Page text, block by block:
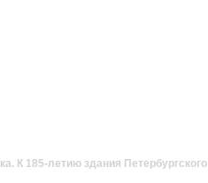
К 185-летию здания